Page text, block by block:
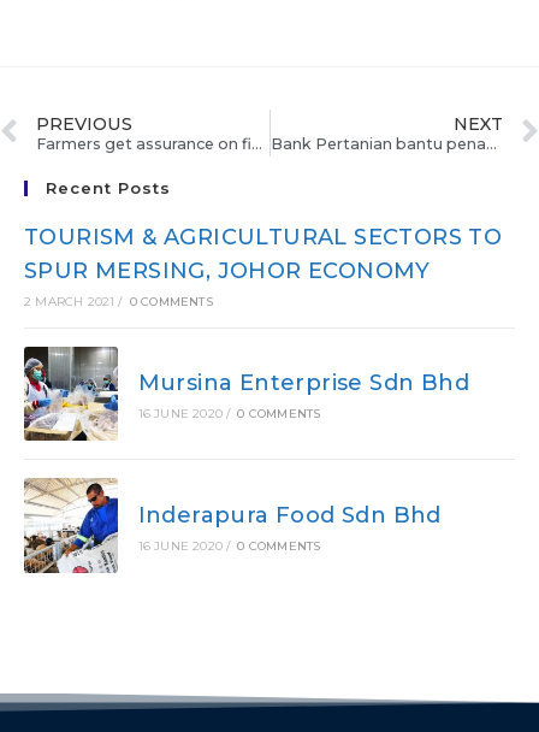
PREVIOUS
Farmers get assurance on financing
NEXT
Bank Pertanian bantu penanam kenaf
Recent Posts
TOURISM & AGRICULTURAL SECTORS TO
SPUR MERSING, JOHOR ECONOMY
2 MARCH 2021 / 0 COMMENTS
Mursina Enterprise Sdn Bhd
16 JUNE 2020 / 0 COMMENTS
Inderapura Food Sdn Bhd
16 JUNE 2020 / 0 COMMENTS